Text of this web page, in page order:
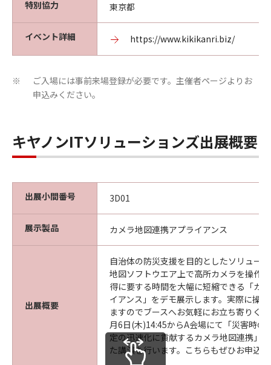
特別協力 東京都
イベント詳細 https://www.kikikanri.biz/
※
ご入場には事前来場登録が必要です。主催者ページよりお
申込みください。
キヤノンITソリューションズ出展概要
出展小間番号 3D01
展示製品 カメラ地図連携アプライアンス
出展概要
自治体の防災支援を目的としたソリュー
地図ソフトウエア上で高所カメラを操作
得に要する時間を大幅に短縮できる「カ
イアンス」をデモ展示します。実際に操
ますのでブースへお気軽にお立ち寄りく
月6日(木)14:45からA会場にて「災害時の
定の迅速化に貢献するカメラ地図連携」
た講演を行います。こちらもぜひお申込